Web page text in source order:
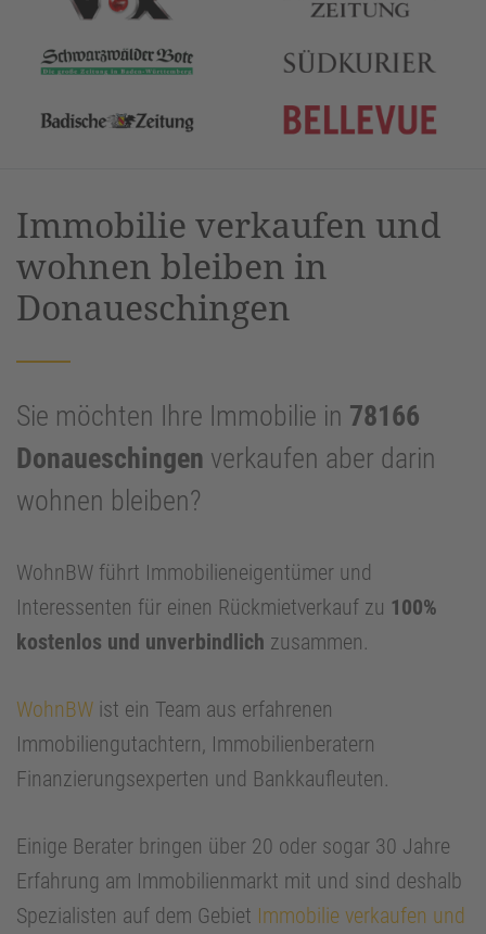
Immobilie verkaufen und
wohnen bleiben in
Donaueschingen
Sie möchten Ihre Immobilie in 78166
Donaueschingen verkaufen aber darin
wohnen bleiben?
WohnBW führt Immobilieneigentümer und
Interessenten für einen Rückmietverkauf zu 100%
kostenlos und unverbindlich zusammen.
WohnBW ist ein Team aus erfahrenen
Immobiliengutachtern, Immobilienberatern
Finanzierungsexperten und Bankkaufleuten.
Einige Berater bringen über 20 oder sogar 30 Jahre
Erfahrung am Immobilienmarkt mit und sind deshalb
Spezialisten auf dem Gebiet Immobilie verkaufen und